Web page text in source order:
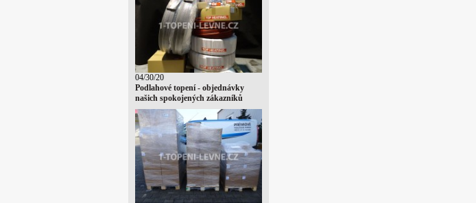
04/30/20
Podlahové topení - objednávky
našich spokojených zákazníků